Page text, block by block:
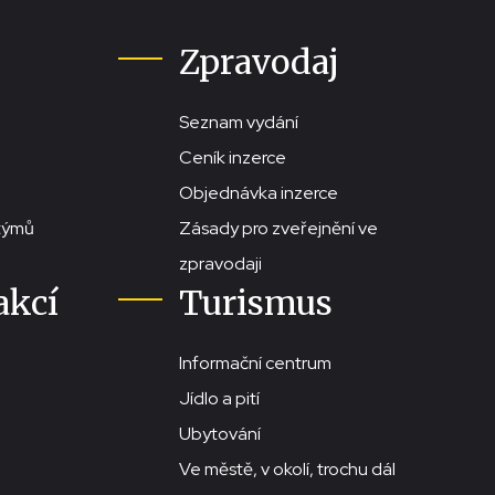
Zpravodaj
Seznam vydání
Ceník inzerce
Objednávka inzerce
Zásady pro zveřejnění ve
zpravodaji
Turismus
Informační centrum
Jídlo a pití
Ubytování
Ve městě, v okolí, trochu dál